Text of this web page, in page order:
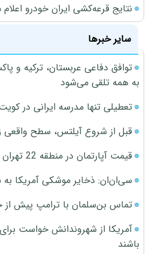
نتایج قرعه‌کشی ایران خودرو
سایر خبرها
توافق دفاعی عربستان، ترکیه و
به همه تلقی می‌شود
تعطیلی تنها مدرسه ایرانی در
قبل از شروع آیلتس، سطح واقعی
قیمت آپارتمان در منطقه 22 تهران چقدر است؟
سی‌ان‌ان: ذخایر موشکی آمریکا
تماس بن‌سلمان با ترامپ پیش از
آمریکا از شهروندانش خواست
باشند